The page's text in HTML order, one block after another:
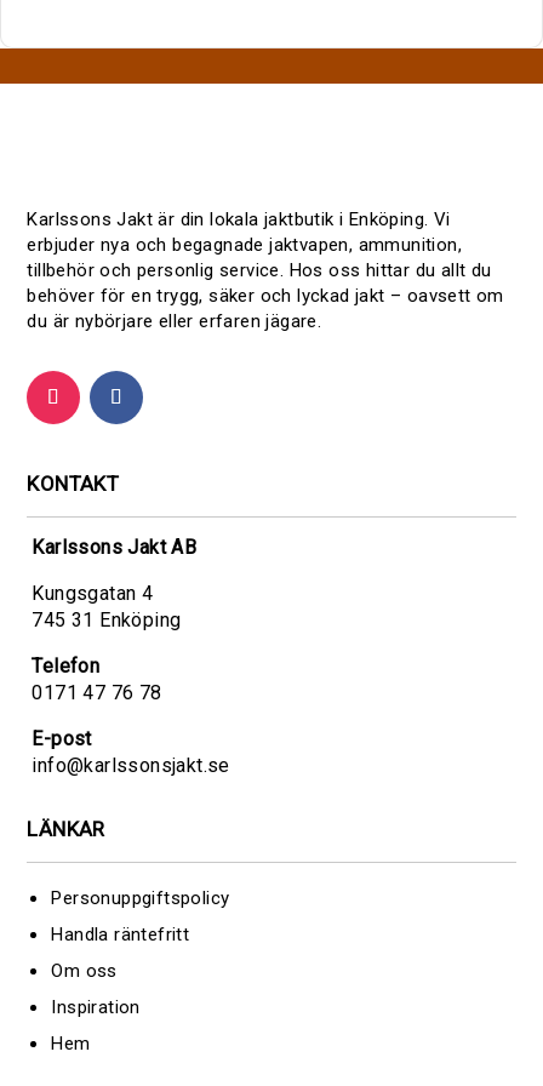
Karlssons Jakt är din lokala jaktbutik i Enköping. Vi
erbjuder nya och begagnade jaktvapen, ammunition,
tillbehör och personlig service. Hos oss hittar du allt du
behöver för en trygg, säker och lyckad jakt – oavsett om
du är nybörjare eller erfaren jägare.
KONTAKT
Karlssons Jakt AB
Kungsgatan 4
745 31 Enköping
Telefon
0171 47 76 78
E-post
info@karlssonsjakt.se
LÄNKAR
Personuppgiftspolicy
Handla räntefritt
Om oss
Inspiration
Hem